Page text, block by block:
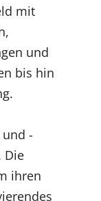
mit
und
bis hin
-
Die
ihren